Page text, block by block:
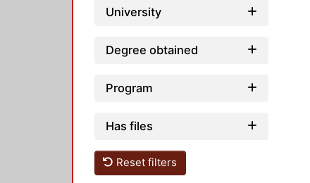
University
Degree obtained
Program
Has files
Reset filters